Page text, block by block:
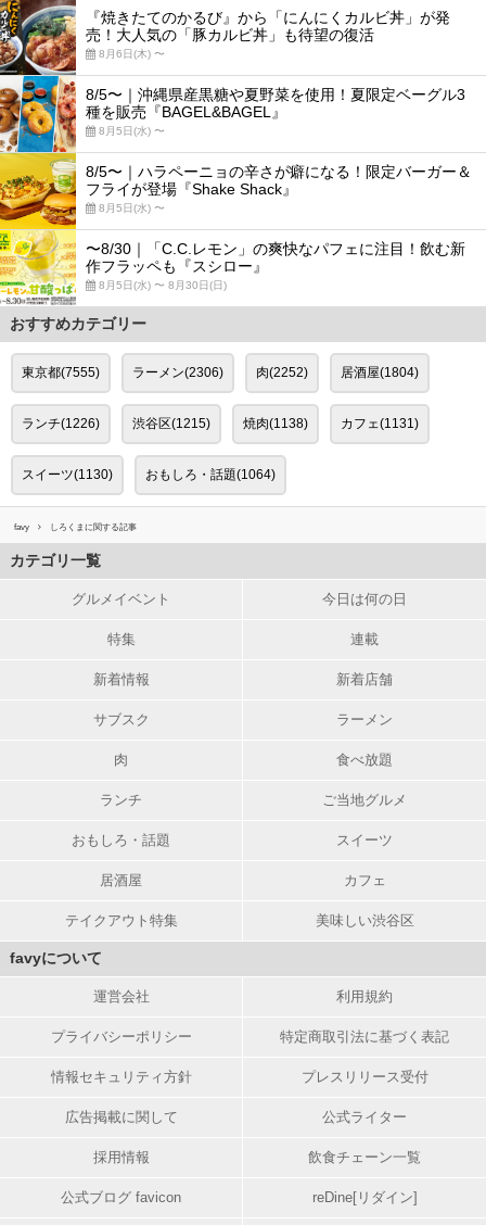
『焼きたてのかるび』から「にんにくカルビ丼」が発
売！大人気の「豚カルビ丼」も待望の復活
8月6日(木) 〜
8/5〜｜沖縄県産黒糖や夏野菜を使用！夏限定ベーグル3
種を販売『BAGEL&BAGEL』
8月5日(水) 〜
8/5〜｜ハラペーニョの辛さが癖になる！限定バーガー＆
フライが登場『Shake Shack』
8月5日(水) 〜
〜8/30｜「C.C.レモン」の爽快なパフェに注目！飲む新
作フラッペも『スシロー』
8月5日(水) 〜 8月30日(日)
おすすめカテゴリー
東京都(7555) ラーメン(2306) 肉(2252) 居酒屋(1804)
ランチ(1226) 渋谷区(1215) 焼肉(1138) カフェ(1131)
スイーツ(1130) おもしろ・話題(1064)
favy しろくまに関する記事
カテゴリ一覧
グルメイベント 今日は何の日
特集 連載
新着情報 新着店舗
サブスク ラーメン
肉 食べ放題
ランチ ご当地グルメ
おもしろ・話題 スイーツ
居酒屋 カフェ
テイクアウト特集 美味しい渋谷区
favyについて
運営会社 利用規約
プライバシーポリシー 特定商取引法に基づく表記
情報セキュリティ方針 プレスリリース受付
広告掲載に関して 公式ライター
採用情報 飲食チェーン一覧
公式ブログ favicon reDine[リダイン]